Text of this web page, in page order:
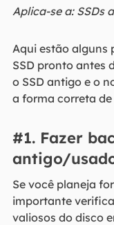
Aplica-se a: SSDs
Aqui estão alguns
SSD pronto antes
o SSD antigo e o
a forma correta
#1. Fazer
antigo/
Se você planeja
importante
valiosos do disco